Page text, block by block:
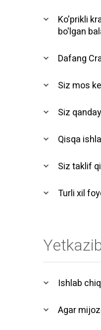
Ko'prikli
bo'lgan
Dafang
Siz mos
Siz
Qisqa
Siz taklif
Turli xil
Ishlab
Agar